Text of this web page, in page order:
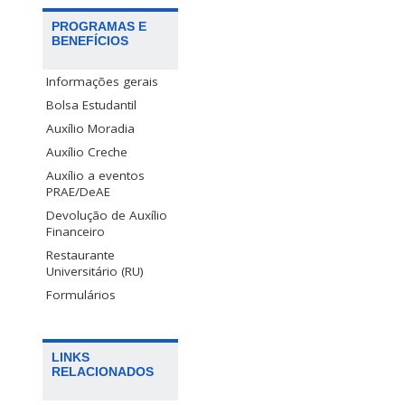
PROGRAMAS E
BENEFÍCIOS
Informações gerais
Bolsa Estudantil
Auxílio Moradia
Auxílio Creche
Auxílio a eventos
PRAE/DeAE
Devolução de Auxílio
Financeiro
Restaurante
Universitário (RU)
Formulários
LINKS
RELACIONADOS